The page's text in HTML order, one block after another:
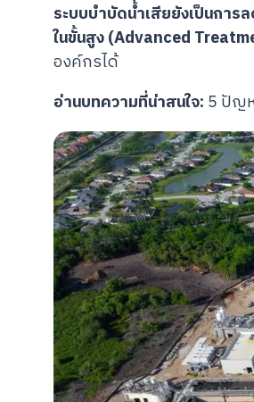
ระบบบำบัดน้ำเสียยังเป็นการ
ในขั้นสูง (Advanced
องค์กรได้
อ่านบทความที่น่าสนใจ: 5 ปัญ